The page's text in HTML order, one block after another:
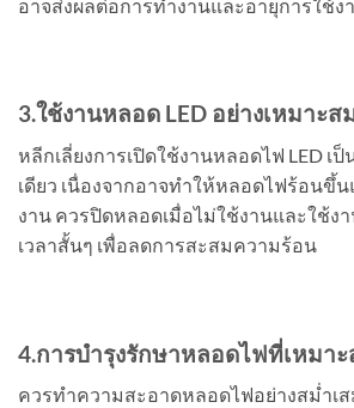
อาจส่งผลต่อการทำงานและอายุการใช้
3.ใช้งานหลอด LED อย่างเหมาะส
หลีกเลี่ยงการเปิดใช้งานหลอดไฟ LED เ
เดียว เนื่องจากอาจทำให้หลอดไฟร้อนขึ้
งาน ควรปิดหลอดเมื่อไม่ใช้งานและใช้ง
เวลาสั้นๆ เพื่อลดการสะสมความร้อน
4.การบำรุงรักษาหลอดไฟที่เหมา
ควรทำความสะอาดหลอดไฟอย่างสม่ำเ